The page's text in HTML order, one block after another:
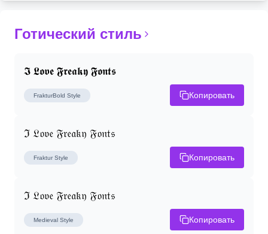
Готический стиль
𝕴 𝕷𝖔𝖛𝖊 𝕱𝖗𝖊𝖆𝖐𝖞 𝕱𝖔𝖓𝖙𝖘
FrakturBold Style Копировать
ℑ 𝔏𝔬𝔳𝔢 𝔉𝔯𝔢𝔞𝔨𝔶 𝔉𝔬𝔫𝔱𝔰
Fraktur Style Копировать
ℑ 𝔏𝔬𝔳𝔢 𝔉𝔯𝔢𝔞𝔨𝔶 𝔉𝔬𝔫𝔱𝔰
Medieval Style Копировать